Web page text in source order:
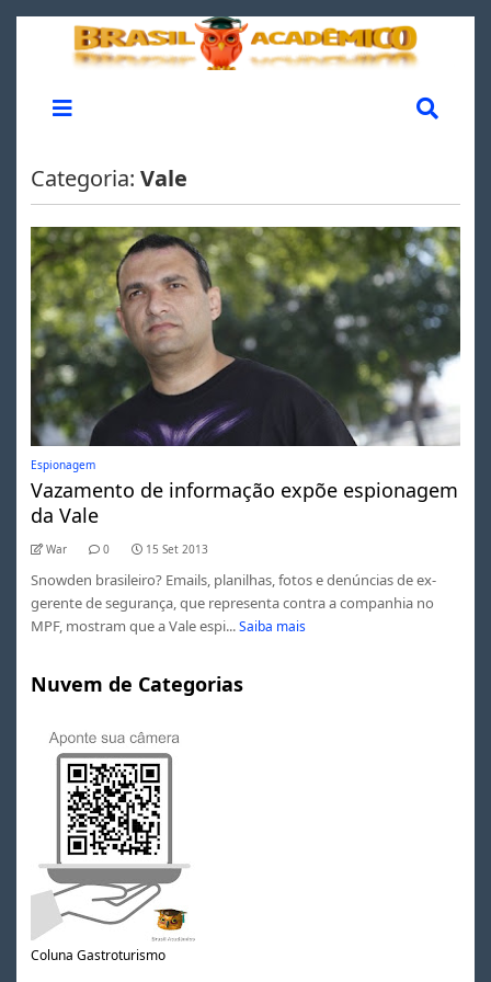
Categoria: Vale
Espionagem
Vazamento de informação expõe espionagem
da Vale
War 0 15 Set 2013
Snowden brasileiro? Emails, planilhas, fotos e denúncias de ex-
gerente de segurança, que representa contra a companhia no
MPF, mostram que a Vale espi... Saiba mais
Nuvem de Categorias
Coluna Gastroturismo